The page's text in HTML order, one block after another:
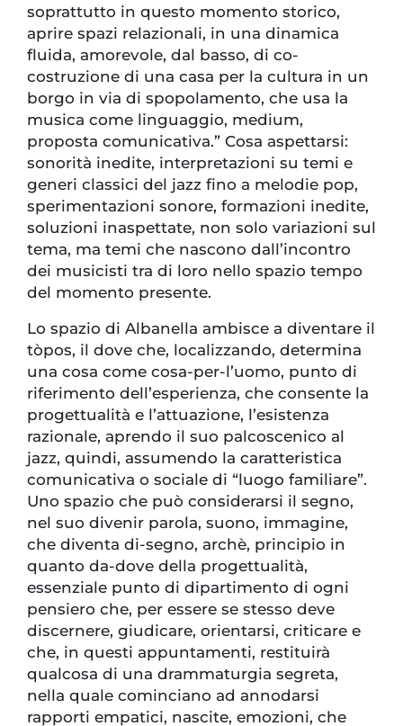
soprattutto in questo momento storico,
aprire spazi relazionali, in una dinamica
fluida, amorevole, dal basso, di co-
costruzione di una casa per la cultura in un
borgo in via di spopolamento, che usa la
musica come linguaggio, medium,
proposta comunicativa.” Cosa aspettarsi:
sonorità inedite, interpretazioni su temi e
generi classici del jazz fino a melodie pop,
sperimentazioni sonore, formazioni inedite,
soluzioni inaspettate, non solo variazioni sul
tema, ma temi che nascono dall’incontro
dei musicisti tra di loro nello spazio tempo
del momento presente.
Lo spazio di Albanella ambisce a diventare il
tòpos, il dove che, localizzando, determina
una cosa come cosa-per-l’uomo, punto di
riferimento dell’esperienza, che consente la
progettualità e l’attuazione, l’esistenza
razionale, aprendo il suo palcoscenico al
jazz, quindi, assumendo la caratteristica
comunicativa o sociale di “luogo familiare”.
Uno spazio che può considerarsi il segno,
nel suo divenir parola, suono, immagine,
che diventa di-segno, archè, principio in
quanto da-dove della progettualità,
essenziale punto di dipartimento di ogni
pensiero che, per essere se stesso deve
discernere, giudicare, orientarsi, criticare e
che, in questi appuntamenti, restituirà
qualcosa di una drammaturgia segreta,
nella quale cominciano ad annodarsi
rapporti empatici, nascite, emozioni, che